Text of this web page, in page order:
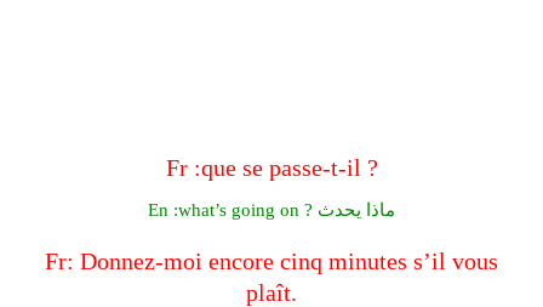
Fr :que se passe-t-il ?
En :what’s going on ? ماذا يحدث
Fr: Donnez-moi encore cinq minutes s’il vous
plaît.